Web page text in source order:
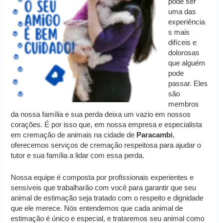
pode ser
uma das
experiência
s mais
difíceis e
dolorosas
que alguém
pode
passar. Eles
são
membros
da nossa família e sua perda deixa um vazio em nossos
corações. É por isso que, em nossa empresa e especialista
em cremação de animais na cidade de Paracambi,
oferecemos serviços de cremação respeitosa para ajudar o
tutor e sua família a lidar com essa perda.
Nossa equipe é composta por profissionais experientes e
sensíveis que trabalharão com você para garantir que seu
animal de estimação seja tratado com o respeito e dignidade
que ele merece. Nós entendemos que cada animal de
estimação é único e especial, e trataremos seu animal como